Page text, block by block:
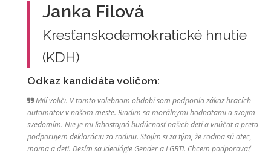
Janka Filová
Kresťanskodemokratické hnutie
(KDH)
Odkaz kandidáta voličom:
Milí voliči. V tomto volebnom období som podporila zákaz hracích
automatov v našom meste. Riadim sa morálnymi hodnotami a svojim
svedomím. Nie je mi ľahostajná budúcnosť našich detí a vnúčat a preto
podporujem deklaráciu za rodinu. Stojím si za tým, že rodina sú otec,
mama a deti. Desím sa ideológie Gender a LGBTI. Chcem podporovať